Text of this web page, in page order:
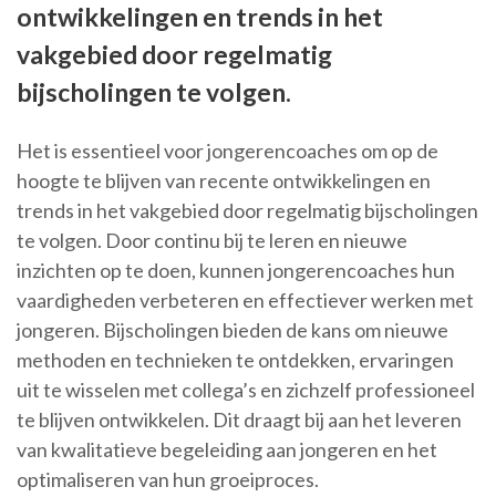
ontwikkelingen en trends in het
vakgebied door regelmatig
bijscholingen te volgen.
Het is essentieel voor jongerencoaches om op de
hoogte te blijven van recente ontwikkelingen en
trends in het vakgebied door regelmatig bijscholingen
te volgen. Door continu bij te leren en nieuwe
inzichten op te doen, kunnen jongerencoaches hun
vaardigheden verbeteren en effectiever werken met
jongeren. Bijscholingen bieden de kans om nieuwe
methoden en technieken te ontdekken, ervaringen
uit te wisselen met collega’s en zichzelf professioneel
te blijven ontwikkelen. Dit draagt bij aan het leveren
van kwalitatieve begeleiding aan jongeren en het
optimaliseren van hun groeiproces.